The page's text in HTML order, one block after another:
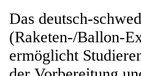
Das deutsch-
(Raketen-/Ballon-
ermöglicht